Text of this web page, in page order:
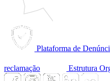
Plataforma de
reclamação Estrutura